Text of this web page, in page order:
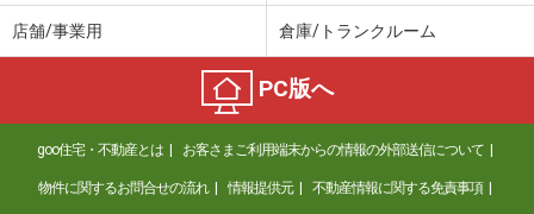
店舗/事業用 倉庫/トランクルーム
PC版へ
goo住宅・不動産とは お客さまご利用端末からの情報の外部送信について
物件に関するお問合せの流れ 情報提供元 不動産情報に関する免責事項